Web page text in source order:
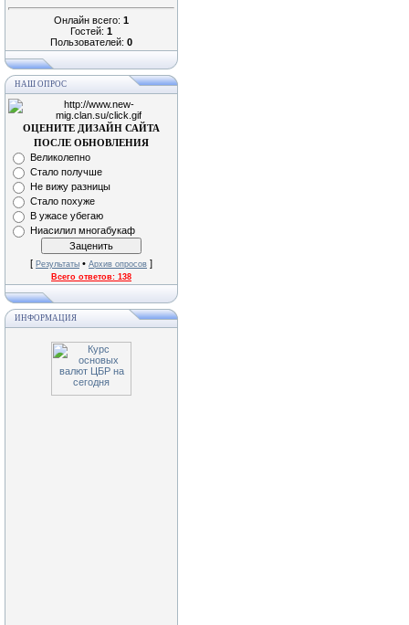
Онлайн всего: 1
Гостей: 1
Пользователей: 0
НАШ ОПРОС
ОЦЕНИТЕ ДИЗАЙН САЙТА
ПОСЛЕ ОБНОВЛЕНИЯ
Великолепно
Стало получше
Не вижу разницы
Стало похуже
В ужасе убегаю
Ниасилил многабукаф
[ Результаты • Архив опросов ]
Всего ответов: 138
ИНФОРМАЦИЯ